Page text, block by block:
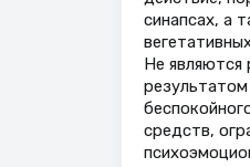
синапсах, а
Не являются
средств,